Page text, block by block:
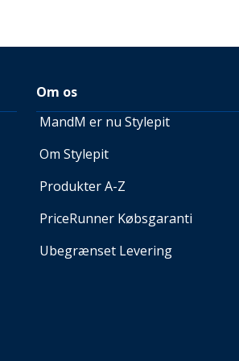
Om os
MandM er nu Stylepit
Om Stylepit
Produkter A-Z
PriceRunner Købsgaranti
Ubegrænset Levering